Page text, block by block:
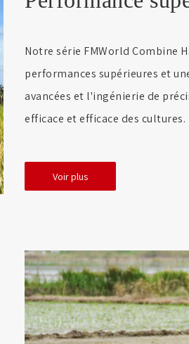
Notre série FMWorld Combine
performances supérieures et
avancées et l'ingénierie de
efficace et efficace des cultures.
Voir plus